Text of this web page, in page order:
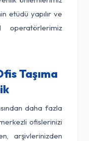
etüdü yapılır ve
operatörlerimiz
Taşıma
daha fazla
ofislerinizi
arşivlerinizden